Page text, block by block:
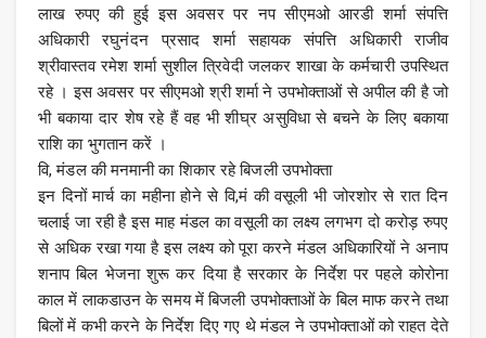
लाख रुपए की हुई इस अवसर पर नप सीएमओ आरडी शर्मा संपत्ति
अधिकारी रघुनंदन प्रसाद शर्मा सहायक संपत्ति अधिकारी राजीव
श्रीवास्तव रमेश शर्मा सुशील त्रिवेदी जलकर शाखा के कर्मचारी उपस्थित
रहे । इस अवसर पर सीएमओ श्री शर्मा ने उपभोक्ताओं से अपील की है जो
भी बकाया दार शेष रहे हैं वह भी शीघ्र असुविधा से बचने के लिए बकाया
राशि का भुगतान करें ।
वि, मंडल की मनमानी का शिकार रहे बिजली उपभोक्ता
इन दिनों मार्च का महीना होने से वि,मं की वसूली भी जोरशोर से रात दिन
चलाई जा रही है इस माह मंडल का वसूली का लक्ष्य लगभग दो करोड़ रुपए
से अधिक रखा गया है इस लक्ष्य को पूरा करने मंडल अधिकारियों ने अनाप
शनाप बिल भेजना शुरू कर दिया है सरकार के निर्देश पर पहले कोरोना
काल में लाकडाउन के समय में बिजली उपभोक्ताओं के बिल माफ करने तथा
बिलों में कभी करने के निर्देश दिए गए थे मंडल ने उपभोक्ताओं को राहत देते